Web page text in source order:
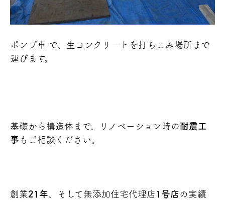
ポンプ車 で、生コンクリートを打ちこみ場所まで
運びます。
基礎から構造体まで、リノベーション時の耐震工
事 もご相談ください。
創業21年 、そして無添加住宅代理店 1号店 の実績